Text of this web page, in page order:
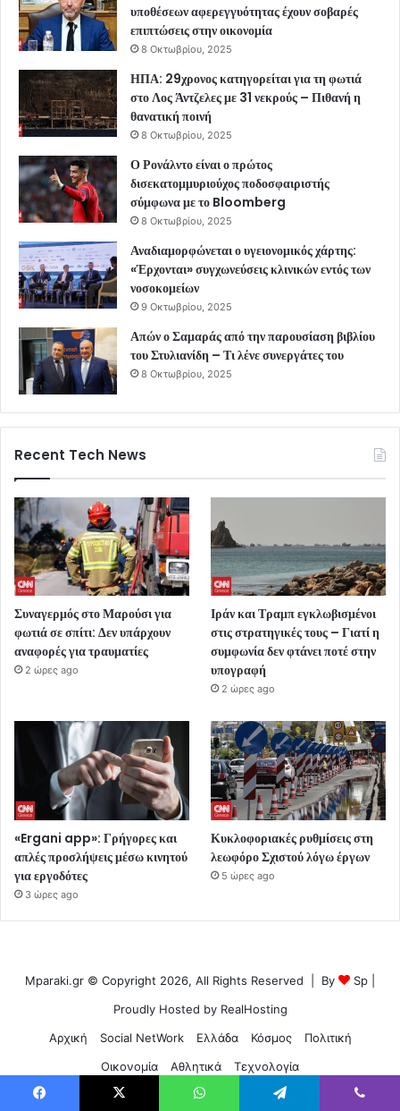
υποθέσεων αφερεγγυότητας έχουν σοβαρές
επιπτώσεις στην οικονομία
8 Οκτωβρίου, 2025
ΗΠΑ: 29χρονος κατηγορείται για τη φωτιά
στο Λος Άντζελες με 31 νεκρούς – Πιθανή η
θανατική ποινή
8 Οκτωβρίου, 2025
Ο Ρονάλντο είναι ο πρώτος
δισεκατομμυριούχος ποδοσφαιριστής
σύμφωνα με το Bloomberg
8 Οκτωβρίου, 2025
Αναδιαμορφώνεται ο υγειονομικός χάρτης:
«Έρχονται» συγχωνεύσεις κλινικών εντός των
νοσοκομείων
9 Οκτωβρίου, 2025
Απών ο Σαμαράς από την παρουσίαση βιβλίου
του Στυλιανίδη – Τι λένε συνεργάτες του
8 Οκτωβρίου, 2025
Recent Tech News
Συναγερμός στο Μαρούσι για
φωτιά σε σπίτι: Δεν υπάρχουν
αναφορές για τραυματίες
2 ώρες ago
Ιράν και Τραμπ εγκλωβισμένοι
στις στρατηγικές τους – Γιατί η
συμφωνία δεν φτάνει ποτέ στην
υπογραφή
2 ώρες ago
«Ergani app»: Γρήγορες και
απλές προσλήψεις μέσω κινητού
για εργοδότες
3 ώρες ago
Κυκλοφοριακές ρυθμίσεις στη
λεωφόρο Σχιστού λόγω έργων
5 ώρες ago
Mparaki.gr © Copyright 2026, All Rights Reserved | By Sp
Proudly Hosted by RealHosting
Αρχική
Social NetWork Ελλάδα Κόσμος
Πολιτική
Οικονομία
Αθλητικά Τεχνολογία